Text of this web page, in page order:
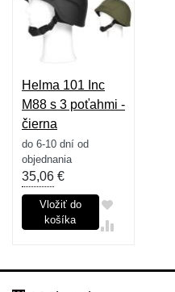
Helma 101 Inc
M88 s 3 poťahmi -
čierna
do 6-10 dní od
objednania
35,06 €
Vložiť do
košíka